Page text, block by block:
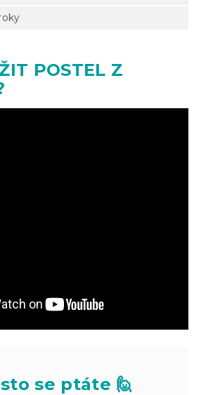
POSTEL Z
se ptáte 🙋